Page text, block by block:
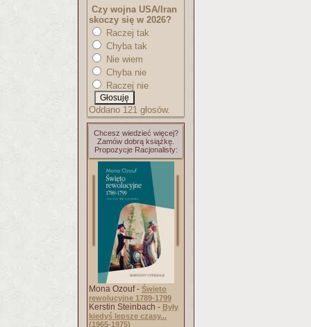
Czy wojna USA/Iran
skoczy się w 2026?
Raczej tak
Chyba tak
Nie wiem
Chyba nie
Raczej nie
Oddano 121 głosów.
Chcesz wiedzieć więcej?
Zamów dobrą książkę.
Propozycje Racjonalisty:
Mona Ozouf - Święto
rewolucyjne 1789-1799
Kerstin Steinbach - Były
kiedyś lepsze czasy...
(1965-1975)